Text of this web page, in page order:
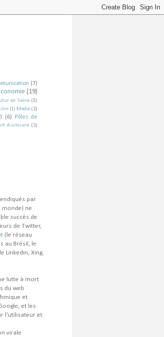
(7)
(19)
en Seine (3)
(1) Media (2)
(6)
Pôles de
disclosure (2)
par
monde) ne
succès de
de Twitter,
(le réseau
au Brésil, le
Linkedin, Xing,
lutte à mort
du web
et
et les
l'utilisateur et
virale.